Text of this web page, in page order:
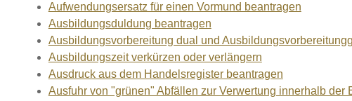
Aufwendungsersatz für einen Vormund beantragen
Ausbildungsduldung beantragen
Ausbildungsvorbereitung dual und
Ausbildungszeit verkürzen oder verlängern
Ausdruck aus dem Handelsregister beantragen
Ausfuhr von "grünen" Abfällen zur Verwertung innerhalb der